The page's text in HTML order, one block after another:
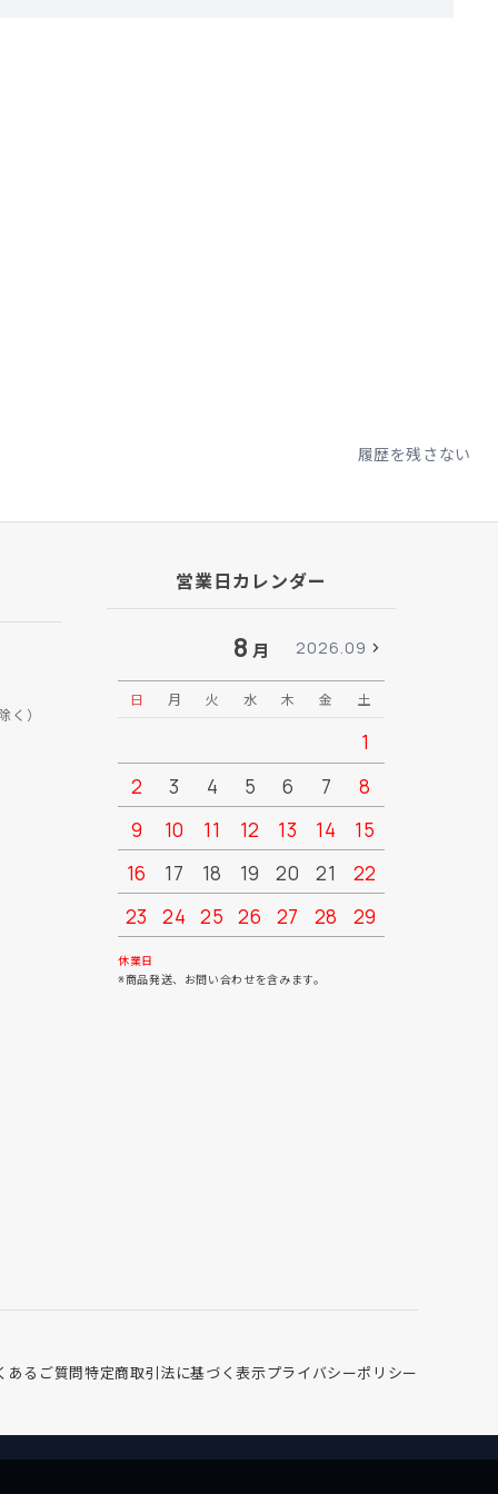
履歴を残さない
く）
営業日カレンダー
8 月 2026.09
日 月 火 水 木 金 土
1
2
3 4 5 6 7
8
9
10 11 12 13 14
15
16
17 18 19 20 21
22
23
24 25 26 27 28
29
30
休業日
※商品発送、お問い合わせを含みます。
あるご質問特定商取引法に基づく表示プライバシーポリシー